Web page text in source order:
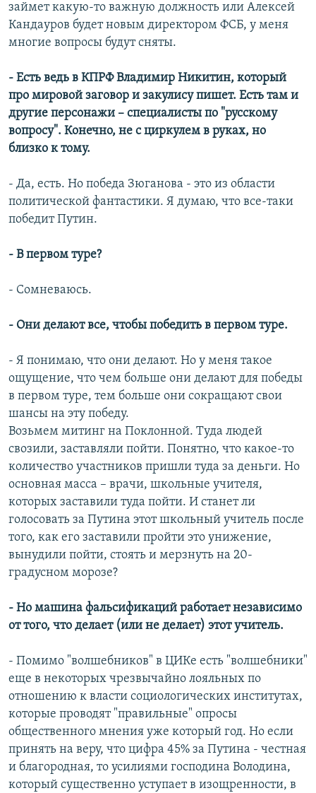
займет какую-то важную должность или Алексей
Кандауров будет новым директором ФСБ, у меня
многие вопросы будут сняты.
- Есть ведь в КПРФ Владимир Никитин, который
про мировой заговор и закулису пишет. Есть там и
другие персонажи – специалисты по "русскому
вопросу". Конечно, не с циркулем в руках, но
близко к тому.
- Да, есть. Но победа Зюганова - это из области
политической фантастики. Я думаю, что все-таки
победит Путин.
- В первом туре?
- Сомневаюсь.
- Они делают все, чтобы победить в первом туре.
- Я понимаю, что они делают. Но у меня такое
ощущение, что чем больше они делают для победы
в первом туре, тем больше они сокращают свои
шансы на эту победу.
Возьмем митинг на Поклонной. Туда людей
свозили, заставляли пойти. Понятно, что какое-то
количество участников пришли туда за деньги. Но
основная масса – врачи, школьные учителя,
которых заставили туда пойти. И станет ли
голосовать за Путина этот школьный учитель после
того, как его заставили пройти это унижение,
вынудили пойти, стоять и мерзнуть на 20-
градусном морозе?
- Но машина фальсификаций работает независимо
от того, что делает (или не делает) этот учитель.
- Помимо "волшебников" в ЦИКе есть "волшебники"
еще в некоторых чрезвычайно лояльных по
отношению к власти социологических институтах,
которые проводят "правильные" опросы
общественного мнения уже который год. Но если
принять на веру, что цифра 45% за Путина - честная
и благородная, то усилиями господина Володина,
который существенно уступает в изощренности, в